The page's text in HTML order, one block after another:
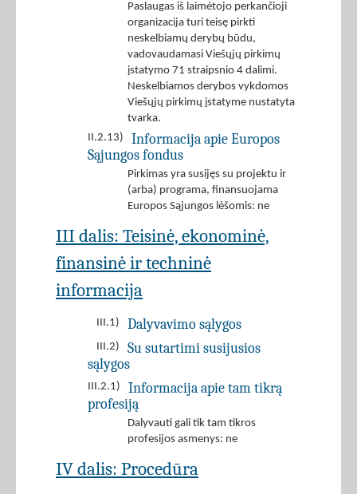
Paslaugas iš laimėtojo perkančioji
organizacija turi teisę pirkti
neskelbiamų derybų būdu,
vadovaudamasi Viešųjų pirkimų
įstatymo 71 straipsnio 4 dalimi.
Neskelbiamos derybos vykdomos
Viešųjų pirkimų įstatyme nustatyta
tvarka.
II.2.13)
Informacija apie Europos
Sąjungos fondus
Pirkimas yra susijęs su projektu ir
(arba) programa, finansuojama
Europos Sąjungos lėšomis: ne
III dalis: Teisinė, ekonominė,
finansinė ir techninė
informacija
III.1) Dalyvavimo sąlygos
III.2)
Su sutartimi susijusios
sąlygos
III.2.1)
Informacija apie tam tikrą
profesiją
Dalyvauti gali tik tam tikros
profesijos asmenys: ne
IV dalis: Procedūra